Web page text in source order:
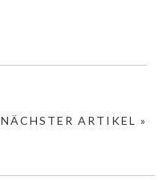
NÄCHSTER ARTIKEL »